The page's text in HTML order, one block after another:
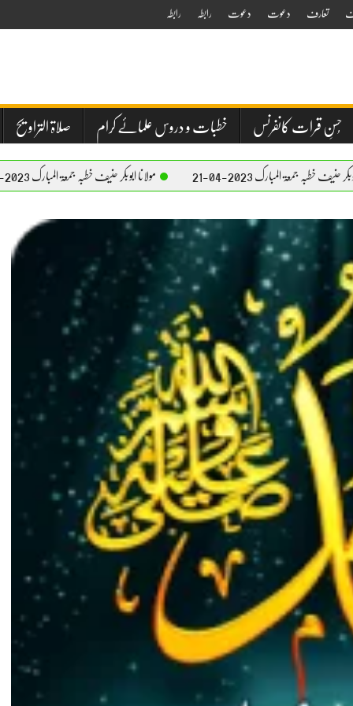
تعارف دعوت دعوت رابطہ رابطہ
حُسنِ قرات کانفرنس خطبات و دروس علمائے کرام صلاۃ التراویح
2023-04-21 مولانا ابوبکر حنیف خطبہ جمعۃ المبارک 2023-04-21